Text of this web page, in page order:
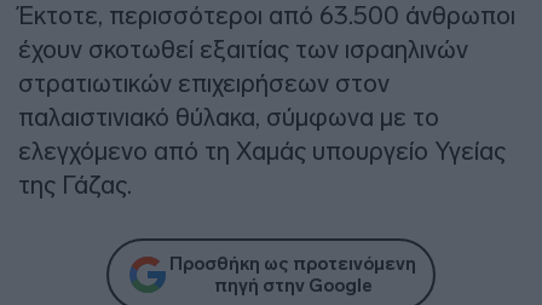
Έκτοτε, περισσότεροι από 63.500 άνθρωποι
έχουν σκοτωθεί εξαιτίας των ισραηλινών
στρατιωτικών επιχειρήσεων στον
παλαιστινιακό θύλακα, σύμφωνα με το
ελεγχόμενο από τη Χαμάς υπουργείο Υγείας
της Γάζας.
Προσθήκη ως προτεινόμενη
πηγή στην Google